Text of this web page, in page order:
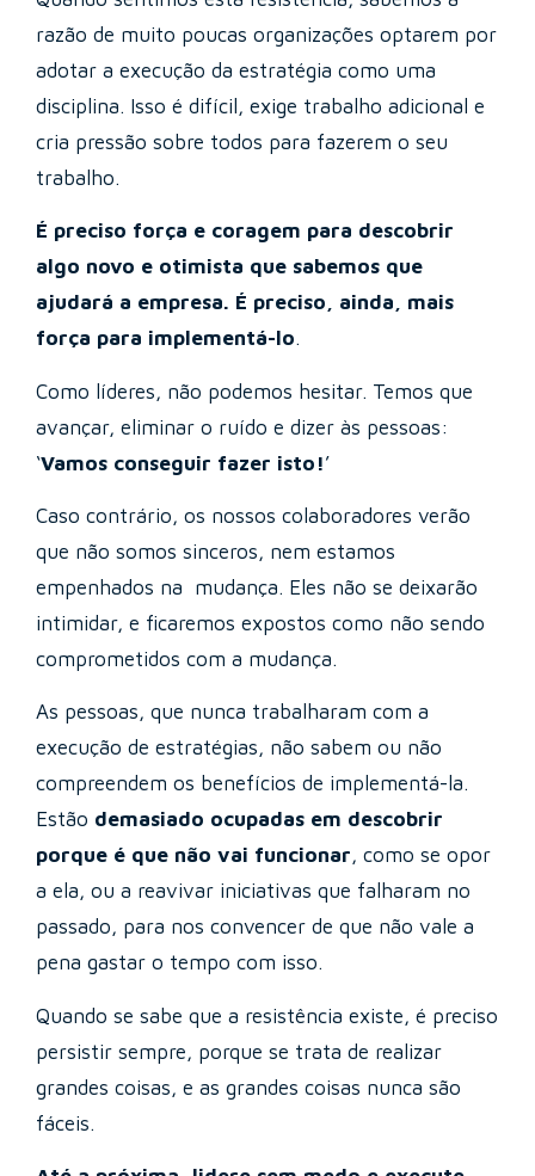
razão de muito poucas organizações optarem por
adotar a execução da estratégia como uma
disciplina. Isso é difícil, exige trabalho adicional e
cria pressão sobre todos para fazerem o seu
trabalho.
É preciso força e coragem para descobrir
algo novo e otimista que sabemos que
ajudará a empresa. É preciso, ainda, mais
força para implementá-lo.
Como líderes, não podemos hesitar. Temos que
avançar, eliminar o ruído e dizer às pessoas:
‘Vamos conseguir fazer isto!’
Caso contrário, os nossos colaboradores verão
que não somos sinceros, nem estamos
empenhados na mudança. Eles não se deixarão
intimidar, e ficaremos expostos como não sendo
comprometidos com a mudança.
As pessoas, que nunca trabalharam com a
execução de estratégias, não sabem ou não
compreendem os benefícios de implementá-la.
Estão demasiado ocupadas em descobrir
porque é que não vai funcionar, como se opor
a ela, ou a reavivar iniciativas que falharam no
passado, para nos convencer de que não vale a
pena gastar o tempo com isso.
Quando se sabe que a resistência existe, é preciso
persistir sempre, porque se trata de realizar
grandes coisas, e as grandes coisas nunca são
fáceis.